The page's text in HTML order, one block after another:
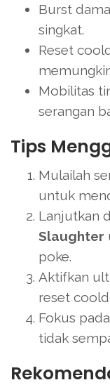
Burst
singkat.
Reset
Mobilitas
serangan
Tips
Mulailah
untuk
Lanjutkan
Slaughter
poke.
Aktifkan
reset
Fokus
tidak